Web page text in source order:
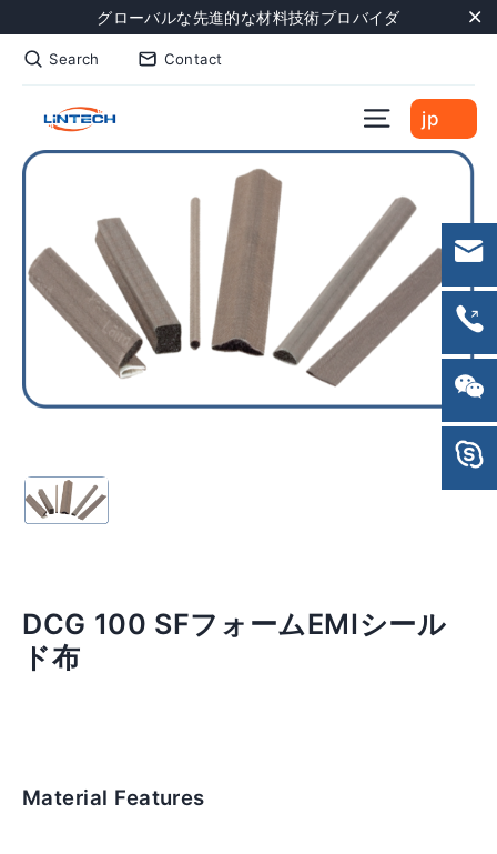
to
content
グローバルな先進的な材料技術プロバイダ
Search Contact
Site
jp
DCG 100 SFフォームEMIシール
ド布
Regular
Material Features